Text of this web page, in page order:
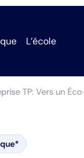
L’école
TP: Vers un